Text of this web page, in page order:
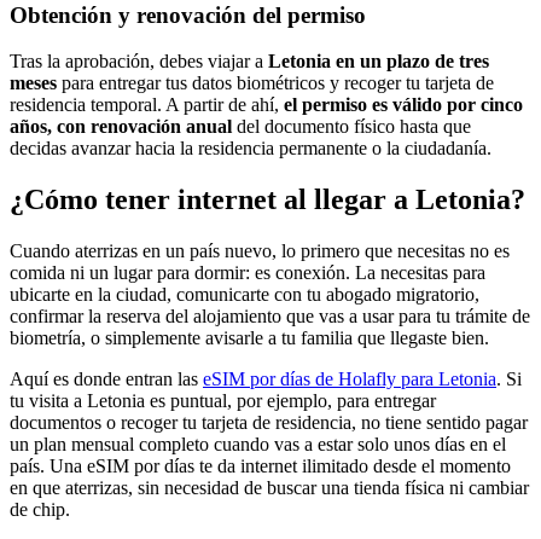
Obtención y renovación del permiso
Tras la aprobación, debes viajar a Letonia en un plazo de tres
meses para entregar tus datos biométricos y recoger tu tarjeta de
residencia temporal. A partir de ahí, el permiso es válido por cinco
años, con renovación anual del documento físico hasta que
decidas avanzar hacia la residencia permanente o la ciudadanía.
¿Cómo tener internet al llegar a Letonia?
Cuando aterrizas en un país nuevo, lo primero que necesitas no es
comida ni un lugar para dormir: es conexión. La necesitas para
ubicarte en la ciudad, comunicarte con tu abogado migratorio,
confirmar la reserva del alojamiento que vas a usar para tu trámite de
biometría, o simplemente avisarle a tu familia que llegaste bien.
Aquí es donde entran las eSIM por días de Holafly para Letonia. Si
tu visita a Letonia es puntual, por ejemplo, para entregar
documentos o recoger tu tarjeta de residencia, no tiene sentido pagar
un plan mensual completo cuando vas a estar solo unos días en el
país. Una eSIM por días te da internet ilimitado desde el momento
en que aterrizas, sin necesidad de buscar una tienda física ni cambiar
de chip.